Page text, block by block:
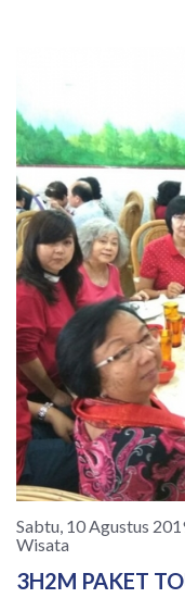
Sabtu, 10 Agustus
Wisata
3H2M PAKET